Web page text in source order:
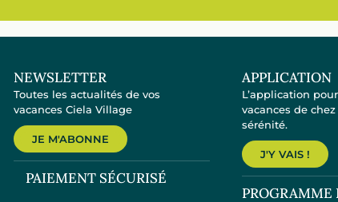
NEWSLETTER
Toutes les actualités de vos
vacances Ciela Village
JE M'ABONNE
PAIEMENT SÉCURISÉ
APPLICATION
L’application
vacances de
sérénité.
J'Y VAIS !
PROGRAMME